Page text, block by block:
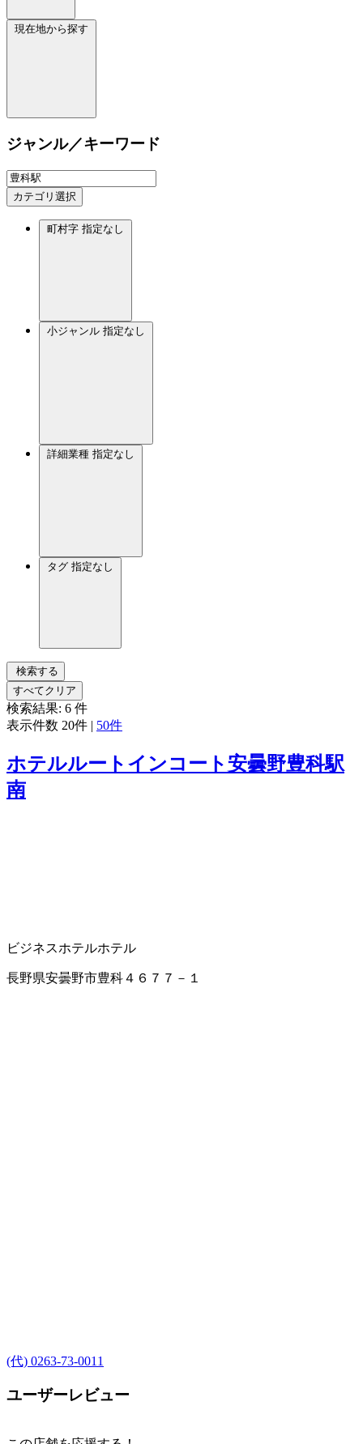
現在地から探す
ジャンル／キーワード
カテゴリ選択
町村字 指定なし
小ジャンル 指定なし
詳細業種 指定なし
タグ 指定なし
検索する
すべてクリア
検索結果: 6 件
表示件数 20件 | 50件
ホテルルートインコート安曇野豊科駅
南
ビジネスホテルホテル
長野県安曇野市豊科４６７７－１
(代) 0263-73-0011
ユーザーレビュー